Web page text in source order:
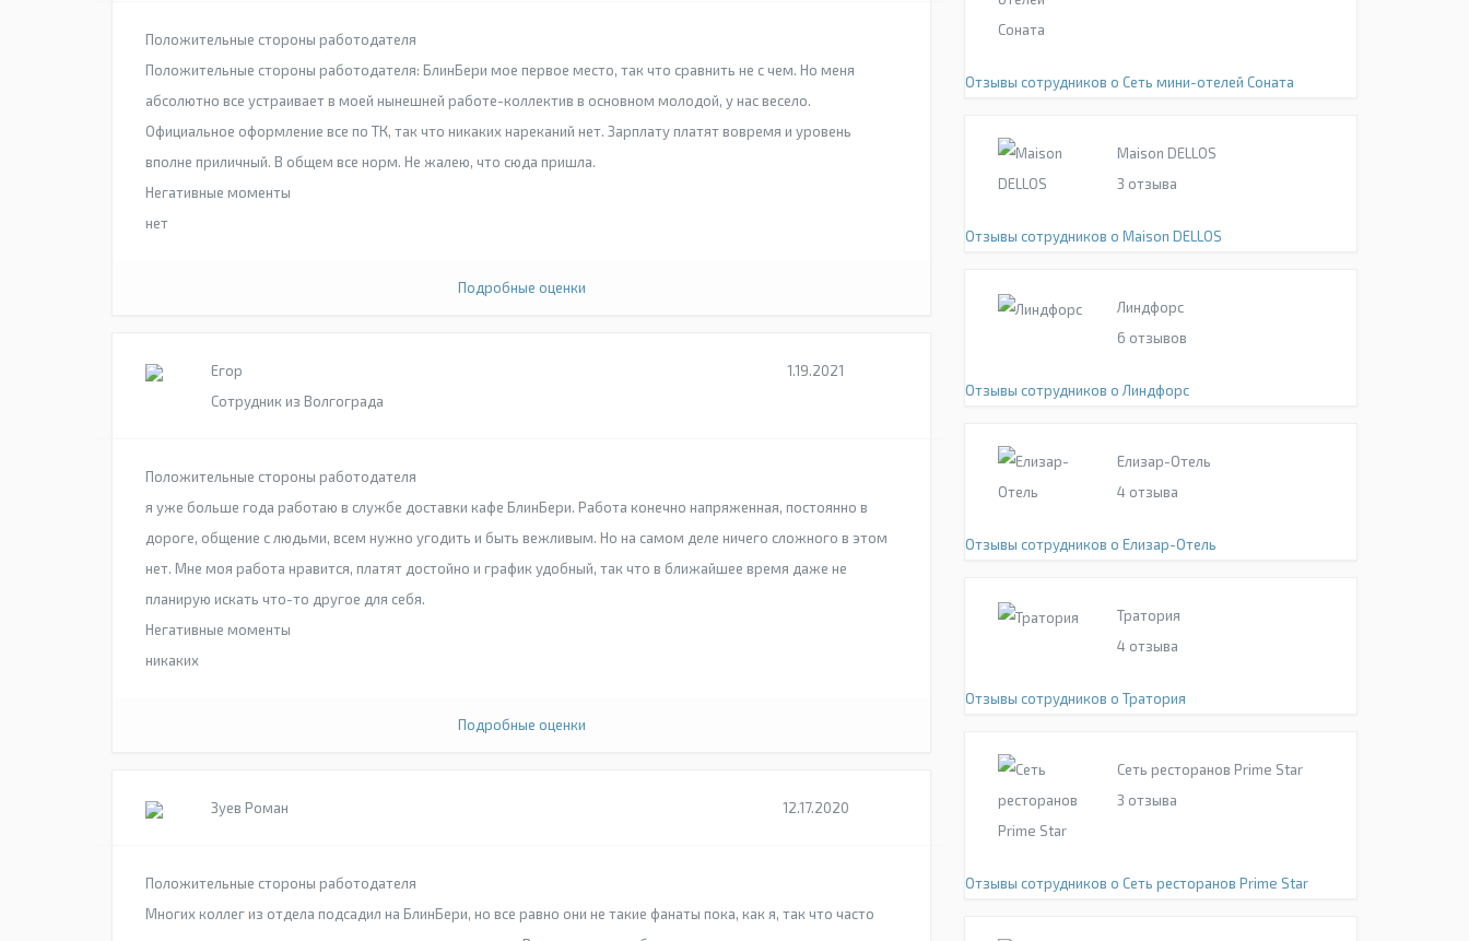
Положительные стороны работодателя
Положительные стороны работодателя: БлинБери мое первое место, так что сравнить не с чем. Но меня
абсолютно все устраивает в моей нынешней работе-коллектив в основном молодой, у нас весело.
Официальное оформление все по ТК, так что никаких нареканий нет. Зарплату платят вовремя и уровень
вполне приличный. В общем все норм. Не жалею, что сюда пришла.
Негативные моменты
нет
Подробные оценки
Егор
Сотрудник из Волгограда
1.19.2021
Положительные стороны работодателя
я уже больше года работаю в службе доставки кафе БлинБери. Работа конечно напряженная, постоянно в
дороге, общение с людьми, всем нужно угодить и быть вежливым. Но на самом деле ничего сложного в этом
нет. Мне моя работа нравится, платят достойно и график удобный, так что в ближайшее время даже не
планирую искать что-то другое для себя.
Негативные моменты
никаких
Подробные оценки
Зуев Роман 12.17.2020
Положительные стороны работодателя
Многих коллег из отдела подсадил на БлинБери, но все равно они не такие фанаты пока, как я, так что часто
Отзывы сотрудников о Сеть мини-отелей Соната
Maison DELLOS
3 отзыва
Отзывы сотрудников о Maison DELLOS
Линдфорс
6 отзывов
Отзывы сотрудников о Линдфорс
Елизар-Отель
4 отзыва
Отзывы сотрудников о Елизар-Отель
Тратория
4 отзыва
Отзывы сотрудников о Тратория
Сеть ресторанов Prime Star
3 отзыва
Отзывы сотрудников о Сеть ресторанов Prime Star